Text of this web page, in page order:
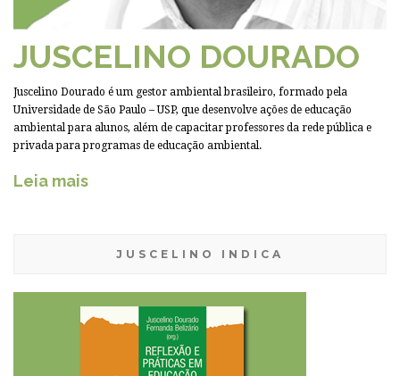
JUSCELINO DOURADO
Juscelino Dourado é um gestor ambiental brasileiro, formado pela
Universidade de São Paulo – USP, que desenvolve ações de educação
ambiental para alunos, além de capacitar professores da rede pública e
privada para programas de educação ambiental.
Leia mais
JUSCELINO INDICA